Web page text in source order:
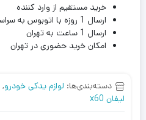
خرید مستقیم از وارد کننده
ارسال 1 روزه با اتوبوس به سراسر ایران
ارسال 1 ساعت به تهران
امکان خرید حضوری در تهران
دسته‌بندی‌ها: لوازم یدکی خودرو,
لیفان x60